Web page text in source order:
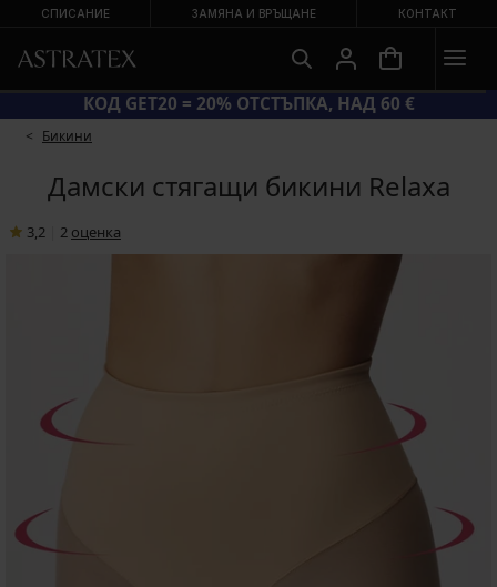
СПИСАНИЕ ЗАМЯНА И ВРЪЩАНЕ КОНТАКТ
ГОЛЯМА ЛЯТНА РАЗПРОДАЖБА ДО −70 %
Бикини
Дамски стягащи бикини Relaxa
3,2 2 oценка